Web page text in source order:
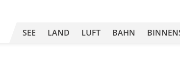
SEE LAND LUFT BAHN